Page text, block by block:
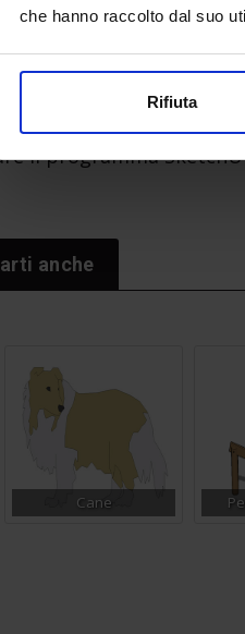
che hanno raccolto dal suo
Rifiuta
il programma
anche
Cane